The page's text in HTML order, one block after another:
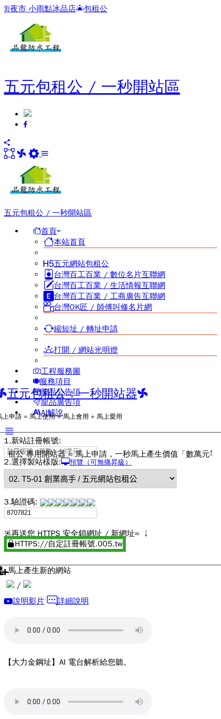
點冰品店 包租公
五元包租公 / 一秒開站區
五元包租公 / 一秒開站區
首頁
本站首頁
五元網站包租公
台灣百工百業 / 數位名片互聯網
台灣百工百業 / 生活情報互聯網
台灣百工百業 / 工商廣告互聯網
台灣OK匠 / 師傅叫修名片網
縮短址 / 轉址申請
打開 / 網站光明燈
工程服務圖
服務項目
龍品公告項
龍品廣告項
AI解說
專用開站器 = 馬上申請，一秒馬上產生價值「數萬元等級
五元包租公：一秒開站器
上申請 = 馬上使用 + 馬上會用 + 馬上愛用
1.新站註冊帳號:
2.選擇製站樣版: 預覽（可無痛昇級）
3.驗證碼:
再送您 HTTPS 安全鎖網址 / 新網址= ↓
HTTPS://自定註冊帳號.005.tw
馬上產生新的網站
/
說明影片
詳細說明
【大力金鋼址】AI 電台解析給您聽。